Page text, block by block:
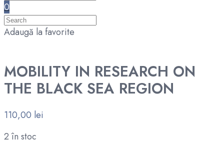
0
Adaugă la favorite
MOBILITY IN RESEARCH ON
THE BLACK SEA REGION
110,00 lei
2 în stoc